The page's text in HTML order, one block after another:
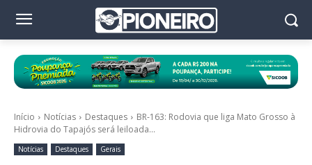
Início Notícias Destaques
BR-163: Rodovia que liga Mato Grosso à
Hidrovia do Tapajós será leiloada...
Notícias Destaques Gerais